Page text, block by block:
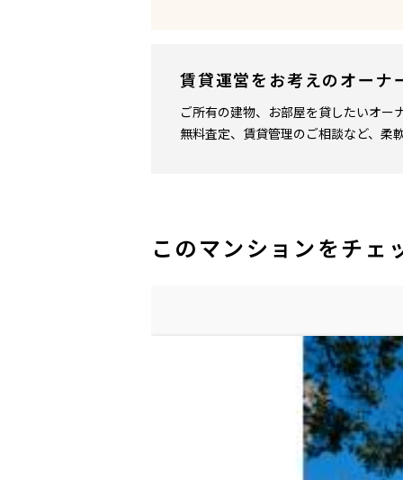
賃貸運営をお考えのオーナ
ご所有の建物、お部屋を貸したいオー
無料査定、賃貸管理のご相談など、柔
このマンションをチェ